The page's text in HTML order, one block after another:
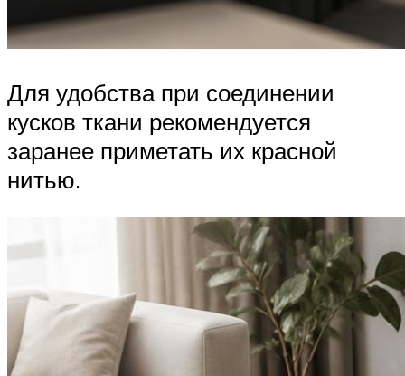
Для удобства при соединении
кусков ткани рекомендуется
заранее приметать их красной
нитью.